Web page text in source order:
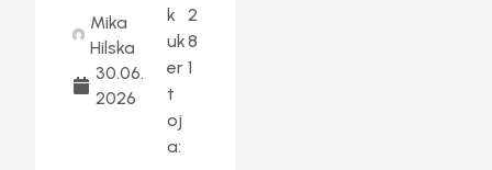
Mika
Hilska
30.06.
2026
k
uk
er
t
oj
a:
2
8
1